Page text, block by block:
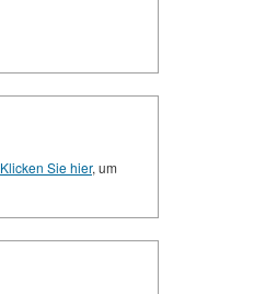
Klicken Sie hier, um